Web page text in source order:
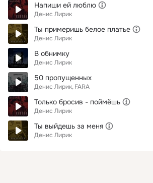
Напиши ей люблю
Денис Лирик
Ты примеришь белое платье
Денис Лирик
В обнимку
Денис Лирик
50 пропущенных
Денис Лирик FARA
Только бросив - поймёшь
Денис Лирик
Ты выйдешь за меня
Денис Лирик